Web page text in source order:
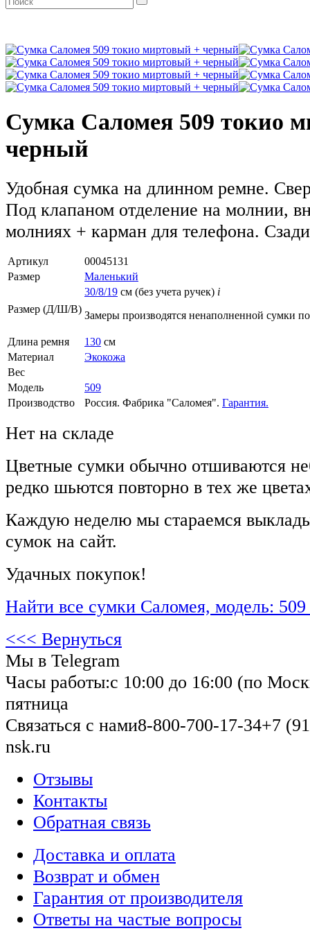
Сумка Саломея 509 токио
черный
Удобная сумка на длинном ремне.
Под клапаном отделение на молнии,
молниях + карман для телефона.
Артикул
00045131
Размер
Маленький
Размер (Д/Ш/В)
30/8/19 см (без учета ручек) i
Замеры производятся ненаполненной сумки
Длина ремня 130 см
Материал
Экокожа
Вес
Модель
509
Производство
Россия. Фабрика "Саломея". Гарантия.
Нет на складе
Цветные сумки обычно отшиваются
редко шьются повторно в тех же
Каждую неделю мы стараемся
сумок на сайт.
Удачных покупок!
Найти все сумки Саломея, модель:
<<< Вернуться
Мы в Telegram
Часы работы:с 10:00 до 16:00 (по
пятница
Связаться с нами8-800-700-17-34+7
nsk.ru
Отзывы
Контакты
Обратная связь
Доставка и оплата
Возврат и обмен
Гарантия от производителя
Ответы на частые вопросы